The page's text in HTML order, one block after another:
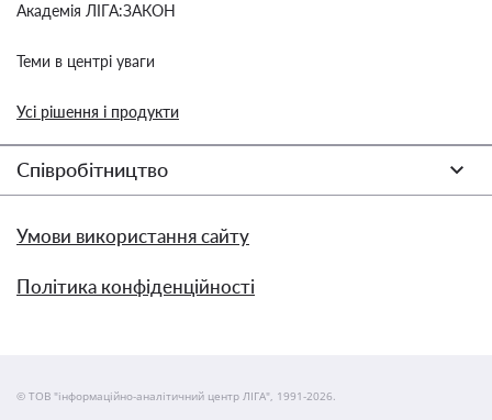
Академія ЛІГА:ЗАКОН
Теми в центрі уваги
Усі рішення і продукти
Співробітництво
Умови використання сайту
Політика конфіденційності
© ТОВ "інформаційно-аналітичний центр ЛІГА", 1991-2026.